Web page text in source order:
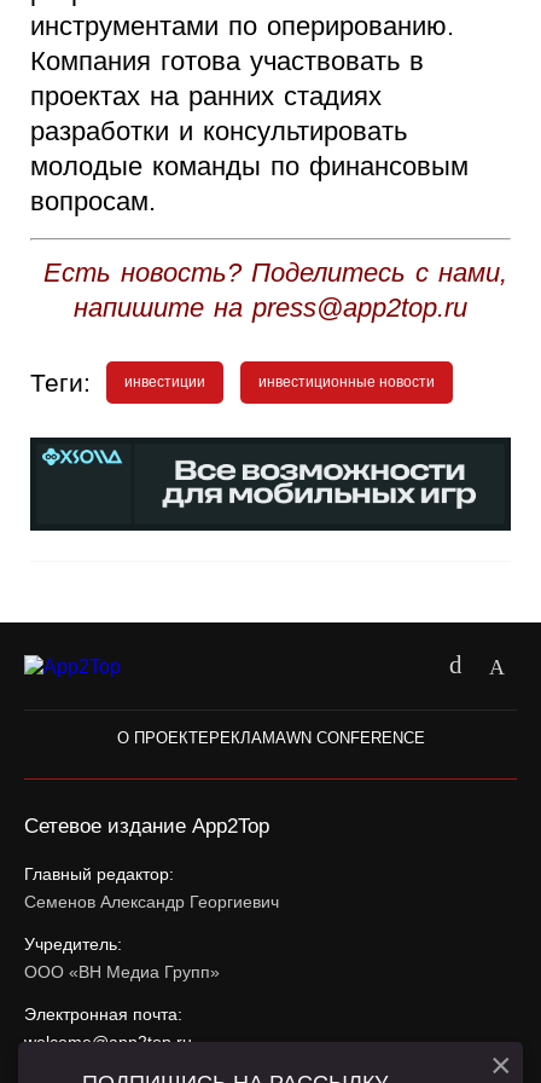
инструментами по оперированию.
Компания готова участвовать в
проектах на ранних стадиях
разработки и консультировать
молодые команды по финансовым
вопросам.
Есть новость? Поделитесь с нами,
напишите на press@app2top.ru
Теги: инвестиции инвестиционные новости
О ПРОЕКТЕРЕКЛАМАWN CONFERENCE
Сетевое издание App2Top
Главный редактор:
Семенов Александр Георгиевич
Учредитель:
ООО «ВН Медиа Групп»
Электронная почта:
welcome@app2top.ru
×